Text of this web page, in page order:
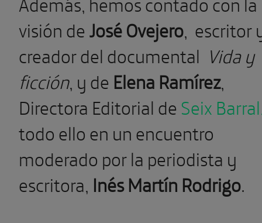
visión deJosé Ovejero, escritor
creador del documental Vida y
ficción, y de Elena Ramírez,
Directora Editorial deSeix
todo ello en un encuentro
moderado por la periodista y
escritora, Inés Martín Rodrigo.